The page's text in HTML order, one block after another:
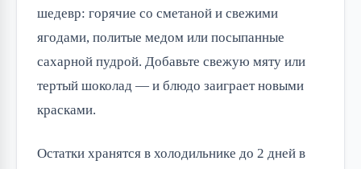
шедевр: горячие со сметаной и свежими
ягодами, политые медом или посыпанные
сахарной пудрой. Добавьте свежую мяту или
тертый шоколад — и блюдо заиграет новыми
красками.
Остатки хранятся в холодильнике до 2 дней в